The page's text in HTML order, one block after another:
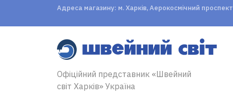
Адреса магазину: м. Харків, Аерокосмічний
Офіційний представник «Швейний
світ Харків» Україна